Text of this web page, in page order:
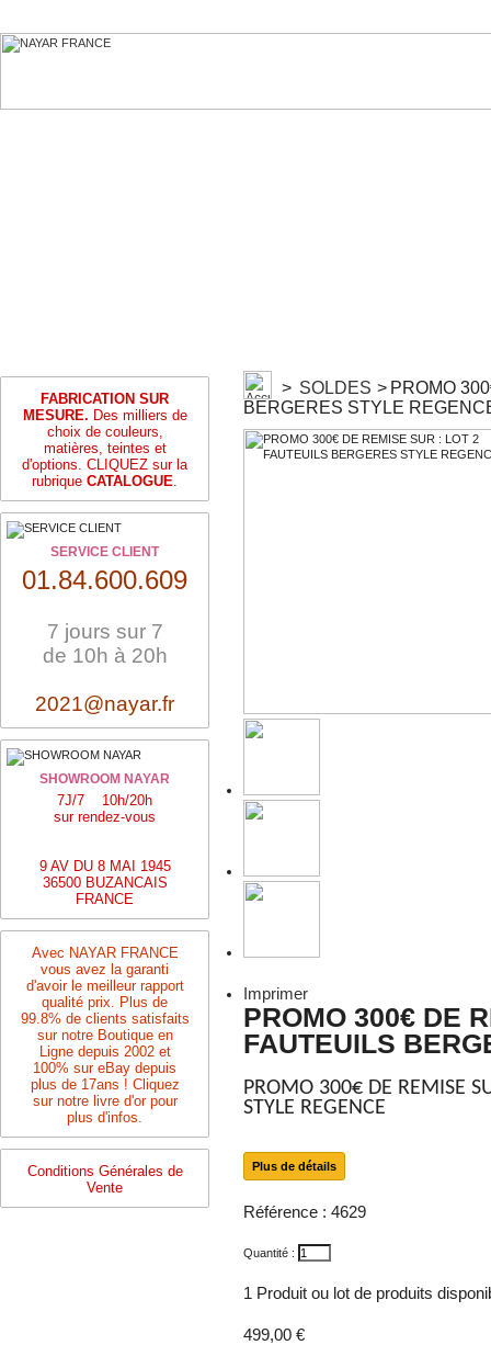
FABRICATION SUR
MESURE. Des milliers de
choix de couleurs,
matières, teintes et
d'options. CLIQUEZ sur la
rubrique CATALOGUE.
SERVICE CLIENT
01.84.600.609
7 jours sur 7
de 10h à 20h
2021@nayar.fr
SHOWROOM NAYAR
7J/7 10h/20h
sur rendez-vous
9 AV DU 8 MAI 1945
36500 BUZANCAIS
FRANCE
Avec NAYAR FRANCE
vous avez la garanti
d'avoir le meilleur rapport
qualité prix. Plus de
99.8% de clients satisfaits
sur notre Boutique en
Ligne depuis 2002 et
100% sur eBay depuis
plus de 17ans ! Cliquez
sur notre livre d'or pour
plus d'infos.
Conditions Générales de
Vente
> SOLDES > PROMO
BERGERES STYLE
Imprimer
PROMO 300€ DE
FAUTEUILS
PROMO 300€ DE REMISE
STYLE REGENCE
Plus de détails
Référence : 4629
Quantité :
1 Produit ou lot de produits
499,00 €